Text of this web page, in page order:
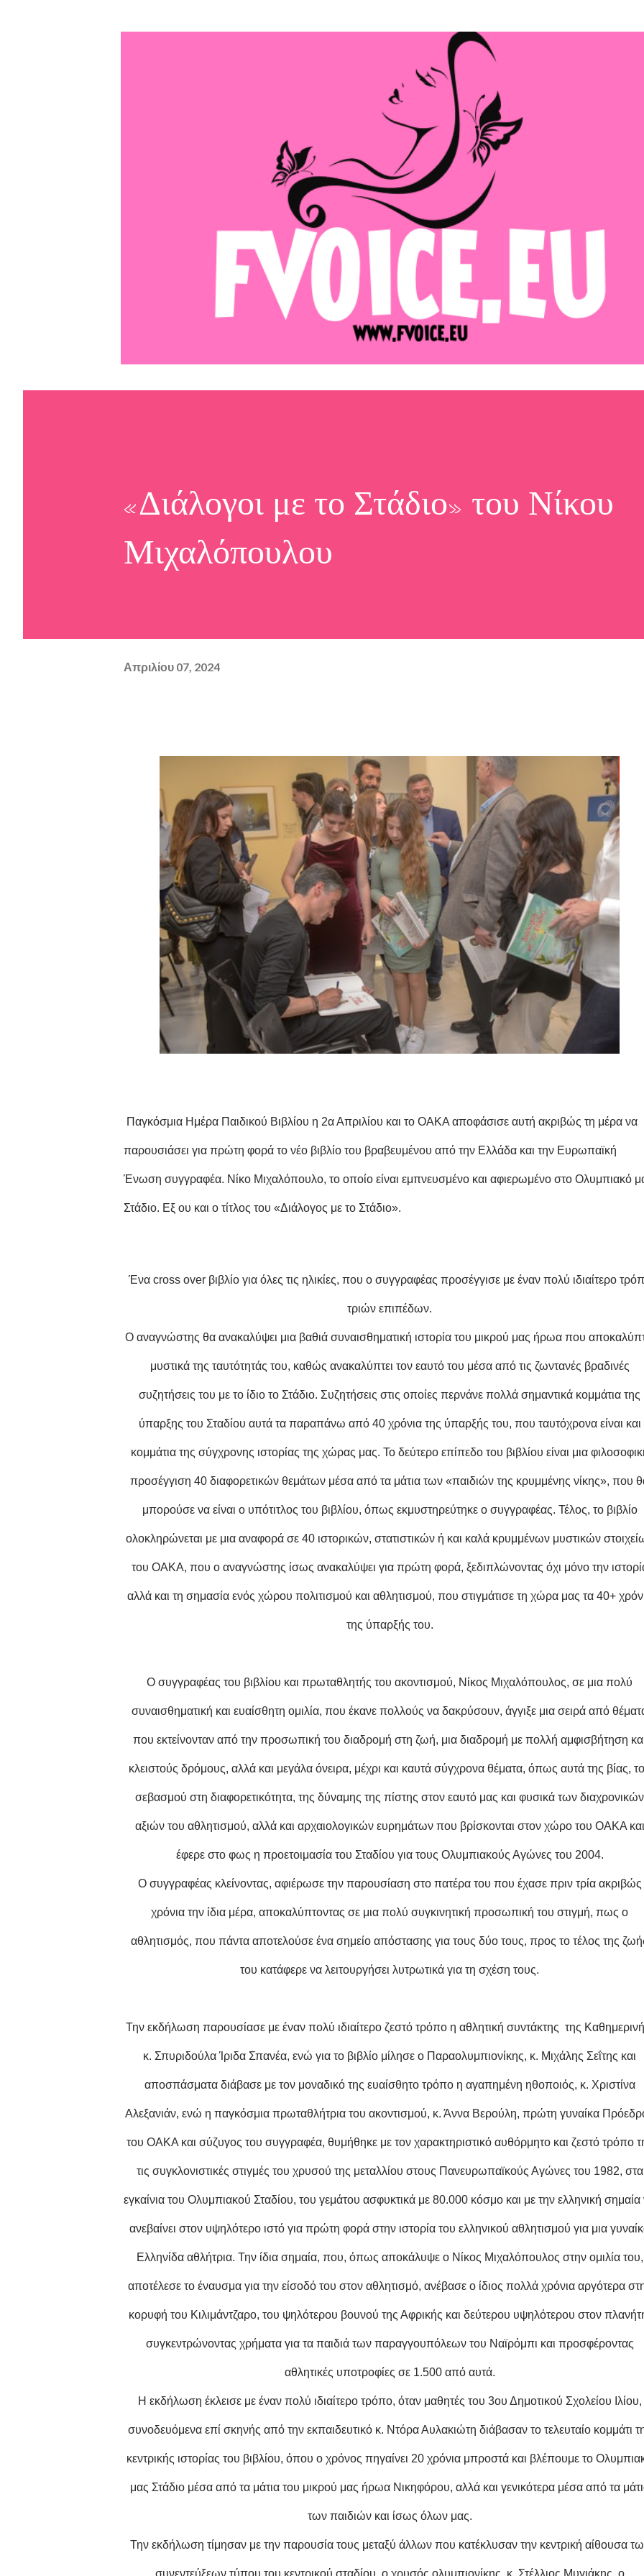
«Διάλογοι με το Στάδιο» του Νίκου
Μιχαλόπουλου
Απριλίου 07, 2024
Παγκόσμια Ημέρα Παιδικού Βιβλίου η 2α Απριλίου και το ΟΑΚΑ αποφάσισε αυτή ακριβώς τη μέρα να
παρουσιάσει για πρώτη φορά το νέο βιβλίο του βραβευμένου από την Ελλάδα και την Ευρωπαϊκή
Ένωση συγγραφέα. Νίκο Μιχαλόπουλο, το οποίο είναι εμπνευσμένο και αφιερωμένο στο Ολυμπιακό
Στάδιο. Εξ ου και ο τίτλος του «Διάλογος με το Στάδιο».
Ένα cross over βιβλίο για όλες τις ηλικίες, που ο συγγραφέας προσέγγισε με έναν πολύ ιδιαίτερο
τριών επιπέδων.
Ο αναγνώστης θα ανακαλύψει μια βαθιά συναισθηματική ιστορία του μικρού μας ήρωα που
μυστικά της ταυτότητάς του, καθώς ανακαλύπτει τον εαυτό του μέσα από τις ζωντανές βραδινές
συζητήσεις του με το ίδιο το Στάδιο. Συζητήσεις στις οποίες περνάνε πολλά σημαντικά κομμάτια της
ύπαρξης του Σταδίου αυτά τα παραπάνω από 40 χρόνια της ύπαρξής του, που ταυτόχρονα είναι και
κομμάτια της σύγχρονης ιστορίας της χώρας μας. Το δεύτερο επίπεδο του βιβλίου είναι μια
προσέγγιση 40 διαφορετικών θεμάτων μέσα από τα μάτια των «παιδιών της κρυμμένης νίκης», που
μπορούσε να είναι ο υπότιτλος του βιβλίου, όπως εκμυστηρεύτηκε ο συγγραφέας. Τέλος, το βιβλίο
ολοκληρώνεται με μια αναφορά σε 40 ιστορικών, στατιστικών ή και καλά κρυμμένων μυστικών
του ΟΑΚΑ, που ο αναγνώστης ίσως ανακαλύψει για πρώτη φορά, ξεδιπλώνοντας όχι μόνο την
αλλά και τη σημασία ενός χώρου πολιτισμού και αθλητισμού, που στιγμάτισε τη χώρα μας τα 40+
της ύπαρξής του.
Ο συγγραφέας του βιβλίου και πρωταθλητής του ακοντισμού, Νίκος Μιχαλόπουλος, σε μια πολύ
συναισθηματική και ευαίσθητη ομιλία, που έκανε πολλούς να δακρύσουν, άγγιξε μια σειρά από
που εκτείνονταν από την προσωπική του διαδρομή στη ζωή, μια διαδρομή με πολλή αμφισβήτηση
κλειστούς δρόμους, αλλά και μεγάλα όνειρα, μέχρι και καυτά σύγχρονα θέματα, όπως αυτά της βίας,
σεβασμού στη διαφορετικότητα, της δύναμης της πίστης στον εαυτό μας και φυσικά των διαχρονικών
αξιών του αθλητισμού, αλλά και αρχαιολογικών ευρημάτων που βρίσκονται στον χώρο του ΟΑΚΑ και
έφερε στο φως η προετοιμασία του Σταδίου για τους Ολυμπιακούς Αγώνες του 2004.
Ο συγγραφέας κλείνοντας, αφιέρωσε την παρουσίαση στο πατέρα του που έχασε πριν τρία ακριβώς
χρόνια την ίδια μέρα, αποκαλύπτοντας σε μια πολύ συγκινητική προσωπική του στιγμή, πως ο
αθλητισμός, που πάντα αποτελούσε ένα σημείο απόστασης για τους δύο τους, προς το τέλος της
του κατάφερε να λειτουργήσει λυτρωτικά για τη σχέση τους.
Την εκδήλωση παρουσίασε με έναν πολύ ιδιαίτερο ζεστό τρόπο η αθλητική συντάκτης της
κ. Σπυριδούλα Ίριδα Σπανέα, ενώ για το βιβλίο μίλησε ο Παραολυμπιονίκης, κ. Μιχάλης Σεΐτης και
αποσπάσματα διάβασε με τον μοναδικό της ευαίσθητο τρόπο η αγαπημένη ηθοποιός, κ. Χριστίνα
Αλεξανιάν, ενώ η παγκόσμια πρωταθλήτρια του ακοντισμού, κ. Άννα Βερούλη, πρώτη γυναίκα
του ΟΑΚΑ και σύζυγος του συγγραφέα, θυμήθηκε με τον χαρακτηριστικό αυθόρμητο και ζεστό τρόπο
τις συγκλονιστικές στιγμές του χρυσού της μεταλλίου στους Πανευρωπαϊκούς Αγώνες του 1982, στα
εγκαίνια του Ολυμπιακού Σταδίου, του γεμάτου ασφυκτικά με 80.000 κόσμο και με την ελληνική σημαία
ανεβαίνει στον υψηλότερο ιστό για πρώτη φορά στην ιστορία του ελληνικού αθλητισμού για μια
Ελληνίδα αθλήτρια. Την ίδια σημαία, που, όπως αποκάλυψε ο Νίκος Μιχαλόπουλος στην ομιλία του,
αποτέλεσε το έναυσμα για την είσοδό του στον αθλητισμό, ανέβασε ο ίδιος πολλά χρόνια αργότερα
κορυφή του Κιλιμάντζαρο, του ψηλότερου βουνού της Αφρικής και δεύτερου υψηλότερου στον
συγκεντρώνοντας χρήματα για τα παιδιά των παραγγουπόλεων του Ναϊρόμπι και προσφέροντας
αθλητικές υποτροφίες σε 1.500 από αυτά.
Η εκδήλωση έκλεισε με έναν πολύ ιδιαίτερο τρόπο, όταν μαθητές του 3ου Δημοτικού Σχολείου Ιλίου,
συνοδευόμενα επί σκηνής από την εκπαιδευτικό κ. Ντόρα Αυλακιώτη διάβασαν το τελευταίο κομμάτι
κεντρικής ιστορίας του βιβλίου, όπου ο χρόνος πηγαίνει 20 χρόνια μπροστά και βλέπουμε το
μας Στάδιο μέσα από τα μάτια του μικρού μας ήρωα Νικηφόρου, αλλά και γενικότερα μέσα από τα
των παιδιών και ίσως όλων μας.
Την εκδήλωση τίμησαν με την παρουσία τους μεταξύ άλλων που κατέκλυσαν την κεντρική αίθουσα
συνεντεύξεων τύπου του κεντρικού σταδίου, ο χρυσός ολυμπιονίκης, κ. Στέλλιος Μυγιάκης, ο